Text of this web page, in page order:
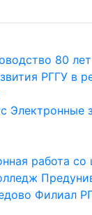
80
РГГУ в
Электронные
работа
Филиал